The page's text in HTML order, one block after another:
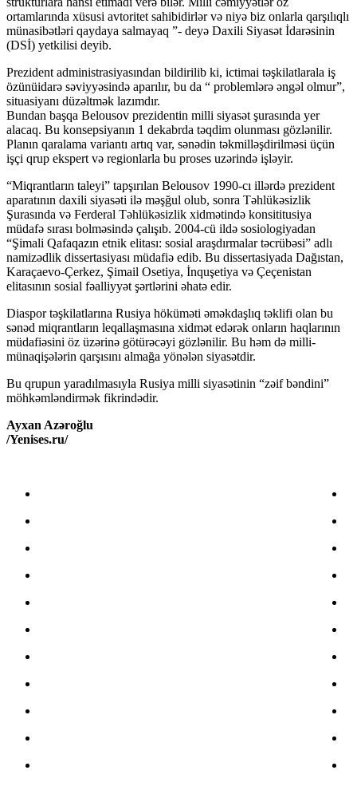
ortamlarında xüsusi avtoritet sahibidirlər və niyə biz onlarla qarşılıqlı
münasibətləri qaydaya salmayaq ”- deyə Daxili Siyasət İdarəsinin
(DSİ) yetkilisi deyib.
Prezident administrasiyasından bildirilib ki, ictimai təşkilatlarala iş
özünüidarə səviyyəsində aparılır, bu da “ problemlərə əngəl olmur”,
situasiyanı düzəltmək lazımdır.
Bundan başqa Belousov prezidentin milli siyasət şurasında yer
alacaq. Bu konsepsiyanın 1 dekabrda təqdim olunması gözlənilir.
Planın qaralama variantı artıq var, sənədin təkmilləşdirilməsi üçün
işçi qrup ekspert və regionlarla bu proses uzərində işləyir.
“Miqrantların taleyi” tapşırılan Belousov 1990-cı illərdə prezident
aparatının daxili siyasəti ilə məşğul olub, sonra Təhlükəsizlik
Şurasında və Ferderal Təhlükəsizlik xidmətində konsititusiya
müdafə sırası bolməsində çalışıb. 2004-cü ildə sosiologiyadan
“Şimali Qafaqazın etnik elitası: sosial araşdırmalar təcrübəsi” adlı
namizədlik dissertasiyası müdafiə edib. Bu dissertasiyada Dağıstan,
Karaçaevo-Çerkez, Şimail Osetiya, İnquşetiya və Çeçenistan
elitasının sosial fəalliyyət şərtlərini əhatə edir.
Diaspor təşkilatlarına Rusiya höküməti əməkdaşlıq təklifi olan bu
sənəd miqrantların leqallaşmasına xidmət edərək onların haqlarının
müdafiəsini öz üzərinə götürəcəyi gözlənilir. Bu həm də milli-
münaqişələrin qarşısını almağa yönələn siyasətdir.
Bu qrupun yaradılmasıyla Rusiya milli siyasətinin “zəif bəndini”
möhkəmləndirmək fikrindədir.
Ayxan Azəroğlu
/Yenises.ru/